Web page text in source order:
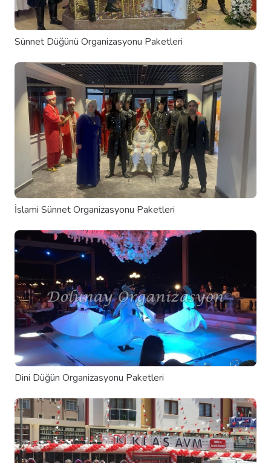
Sünnet Düğünü Organizasyonu Paketleri
İslami Sünnet Organizasyonu Paketleri
Dini Düğün Organizasyonu Paketleri